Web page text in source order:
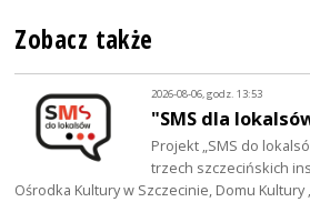
Zobacz także
2026-08-06, godz. 13:53
"SMS dla
Projekt „SMS do
trzech szczecińskich
Ośrodka Kultury w Szczecinie, Domu Kultury